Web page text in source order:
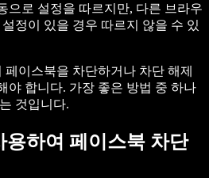
으로 설정을 따르지만, 다른 브라우
정이 있을 경우 따르지 않을 수 있
이스북을 차단하거나 차단 해제
야 합니다. 가장 좋은 방법 중 하나
것입니다.
용하여 페이스북 차단